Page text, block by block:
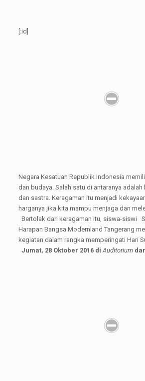
[:id]
Negara Kesatuan Republik Indonesia
dan budaya. Salah satu di antaranya
dan sastra. Keragaman itu menjadi
harganya jika kita mampu menjaga dan
Bertolak dari keragaman itu, siswa-siswi
Harapan Bangsa Modernland Tangerang
kegiatan dalam rangka memperingati Hari
Jumat, 28 Oktober 2016 diAuditorium